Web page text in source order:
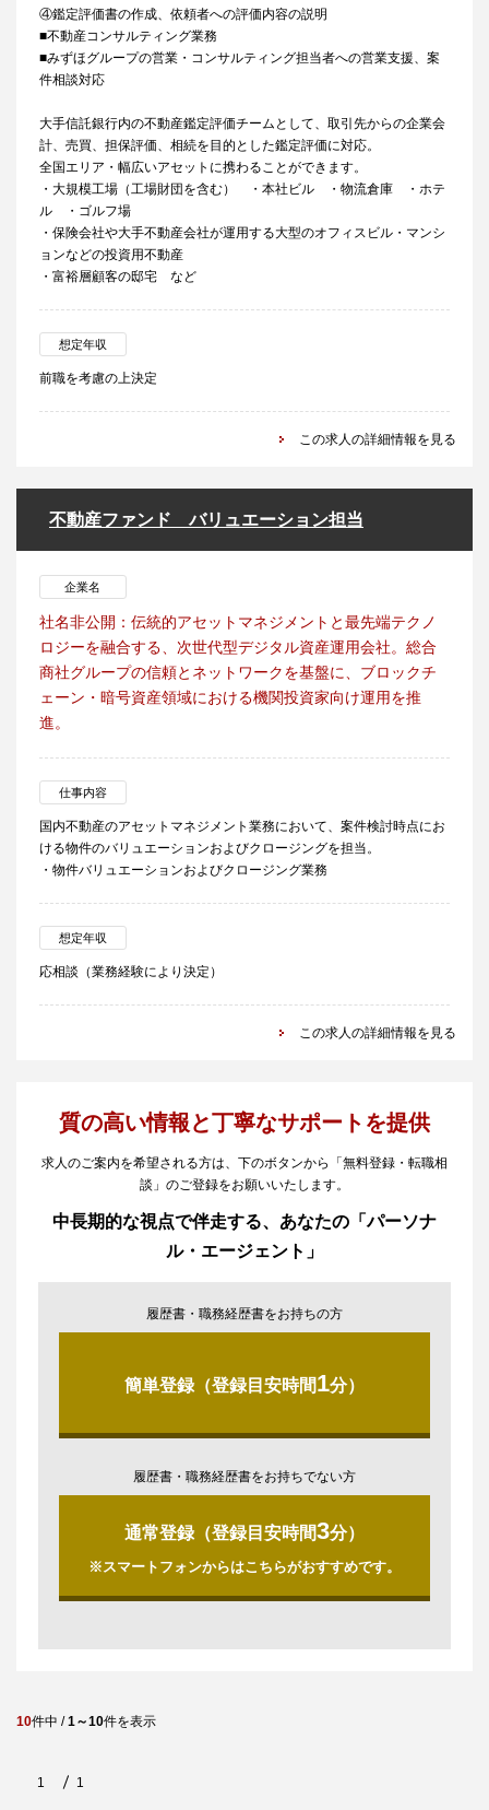
④鑑定評価書の作成、依頼者への評価内容の説明
■不動産コンサルティング業務
■みずほグループの営業・コンサルティング担当者への営業支援、案
件相談対応
大手信託銀行内の不動産鑑定評価チームとして、取引先からの企業会
計、売買、担保評価、相続を目的とした鑑定評価に対応。
全国エリア・幅広いアセットに携わることができます。
・大規模工場（工場財団を含む） ・本社ビル ・物流倉庫 ・ホテ
ル ・ゴルフ場
・保険会社や大手不動産会社が運用する大型のオフィスビル・マンシ
ョンなどの投資用不動産
・富裕層顧客の邸宅 など
想定年収
前職を考慮の上決定
この求人の詳細情報を見る
不動産ファンド バリュエーション担当
企業名
社名非公開：伝統的アセットマネジメントと最先端テクノ
ロジーを融合する、次世代型デジタル資産運用会社。総合
商社グループの信頼とネットワークを基盤に、ブロックチ
ェーン・暗号資産領域における機関投資家向け運用を推
進。
仕事内容
国内不動産のアセットマネジメント業務において、案件検討時点にお
ける物件のバリュエーションおよびクロージングを担当。
・物件バリュエーションおよびクロージング業務
想定年収
応相談（業務経験により決定）
この求人の詳細情報を見る
質の高い情報と丁寧なサポートを提供
求人のご案内を希望される方は、下のボタンから「無料登録・転職相
談」のご登録をお願いいたします。
中長期的な視点で伴走する、あなたの「パーソナ
ル・エージェント」
履歴書・職務経歴書をお持ちの方
簡単登録（登録目安時間1分）
履歴書・職務経歴書をお持ちでない方
通常登録（登録目安時間3分）
※スマートフォンからはこちらがおすすめです。
10件中 /1～10件を表示
1 1